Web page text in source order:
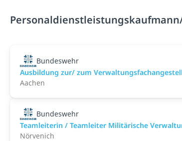
Bundeswehr
Ausbildung zur/ zum
Aachen
Bundeswehr
Teamleiterin / Teamleiter Militärische
Nörvenich